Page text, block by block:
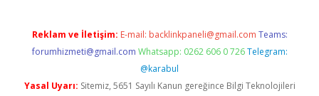
Reklam ve İletişim: E-mail: backlinkpaneli@gmail.com Teams:
forumhizmeti@gmail.com Whatsapp: 0262 606 0 726 Telegram:
@karabul
Yasal Uyarı: Sitemiz, 5651 Sayılı Kanun gereğince Bilgi Teknolojileri